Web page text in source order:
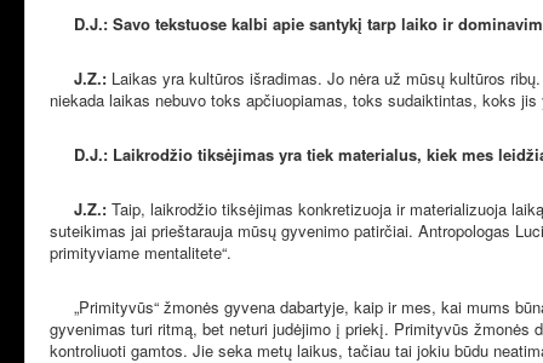
D.J.: Savo tekstuose kalbi apie santykį tarp laiko ir
J.Z.: Laikas yra kultūros išradimas. Jo nėra už mūsų kultūros
niekada laikas nebuvo toks apčiuopiamas, toks sudaiktintas, koks jis
D.J.: Laikrodžio tiksėjimas yra tiek materialus, kiek mes
J.Z.: Taip, laikrodžio tiksėjimas konkretizuoja ir materializuoja
suteikimas jai prieštarauja mūsų gyvenimo patirčiai. Antropologas
primityviame mentalitete“.
„Primityvūs“ žmonės gyvena dabartyje, kaip ir mes, kai mums
gyvenimas turi ritmą, bet neturi judėjimo į priekį. Primityvūs žmonės
kontroliuoti gamtos. Jie seka metų laikus, tačiau tai jokiu būdu